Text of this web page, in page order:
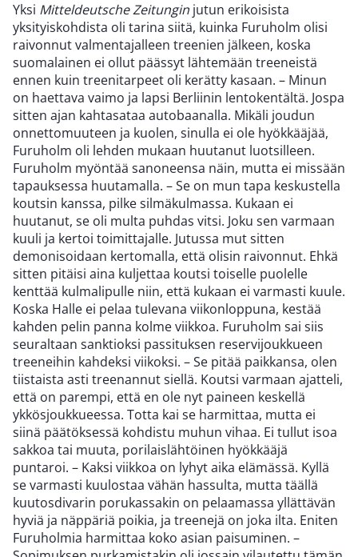
Yksi Mitteldeutsche Zeitungin jutun erikoisista
yksityiskohdista oli tarina siitä, kuinka Furuholm olisi
raivonnut valmentajalleen treenien jälkeen, koska
suomalainen ei ollut päässyt lähtemään treeneistä
ennen kuin treenitarpeet oli kerätty kasaan. – Minun
on haettava vaimo ja lapsi Berliinin lentokentältä. Jospa
sitten ajan kahtasataa autobaanalla. Mikäli joudun
onnettomuuteen ja kuolen, sinulla ei ole hyökkääjää,
Furuholm oli lehden mukaan huutanut luotsilleen.
Furuholm myöntää sanoneensa näin, mutta ei missään
tapauksessa huutamalla. – Se on mun tapa keskustella
koutsin kanssa, pilke silmäkulmassa. Kukaan ei
huutanut, se oli multa puhdas vitsi. Joku sen varmaan
kuuli ja kertoi toimittajalle. Jutussa mut sitten
demonisoidaan kertomalla, että olisin raivonnut. Ehkä
sitten pitäisi aina kuljettaa koutsi toiselle puolelle
kenttää kulmalipulle niin, että kukaan ei varmasti kuule.
Koska Halle ei pelaa tulevana viikonloppuna, kestää
kahden pelin panna kolme viikkoa. Furuholm sai siis
seuraltaan sanktioksi passituksen reservijoukkueen
treeneihin kahdeksi viikoksi. – Se pitää paikkansa, olen
tiistaista asti treenannut siellä. Koutsi varmaan ajatteli,
että on parempi, että en ole nyt paineen keskellä
ykkösjoukkueessa. Totta kai se harmittaa, mutta ei
siinä päätöksessä kohdistu muhun vihaa. Ei tullut isoa
sakkoa tai muuta, porilaislähtöinen hyökkääjä
puntaroi. – Kaksi viikkoa on lyhyt aika elämässä. Kyllä
se varmasti kuulostaa vähän hassulta, mutta täällä
kuutosdivarin porukassakin on pelaamassa yllättävän
hyviä ja näppäriä poikia, ja treenejä on joka ilta. Eniten
Furuholmia harmittaa koko asian paisuminen. –